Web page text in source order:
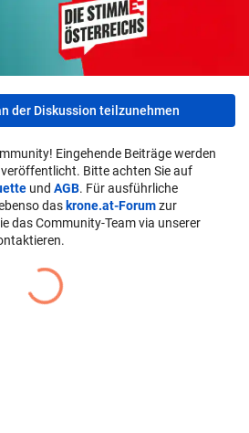
der Diskussion teilzunehmen
Eingehende Beiträge werden
Bitte achten Sie auf
und AGB. Für ausführliche
das krone.at-Forumzur
das Community-Team via unserer